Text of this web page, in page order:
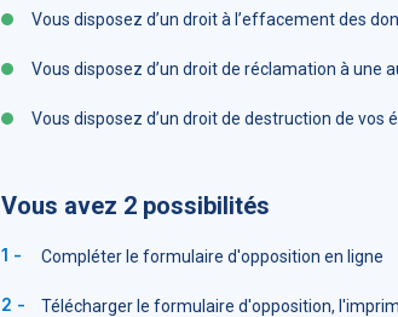
Vous disposez d’un droit à l’effacement des
Vous disposez d’un droit de réclamation à une
Vous disposez d’un droit de destruction de vos
Vous avez 2 possibilités
Compléter le formulaire d'opposition en ligne
Télécharger le formulaire d'opposition,